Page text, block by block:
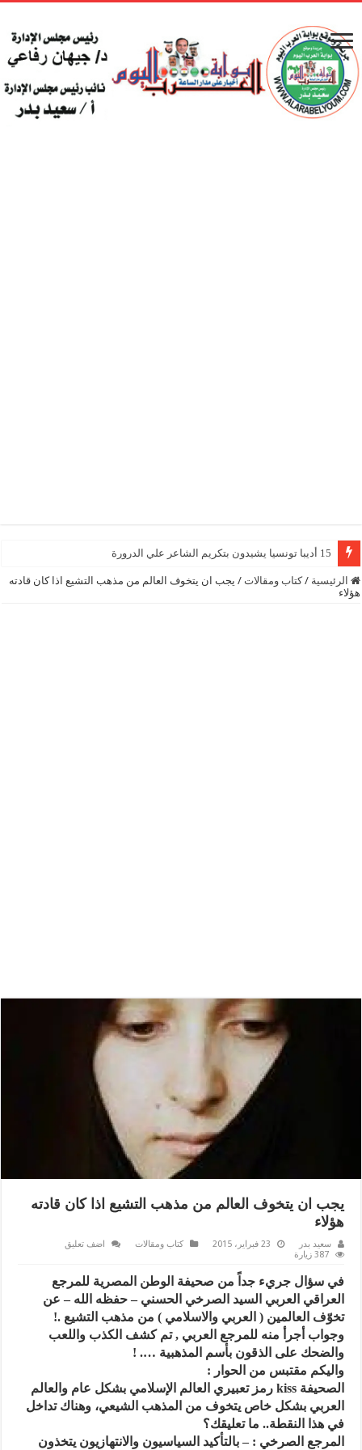
15 أديبا تونسيا يشيدون بتكريم الشاعر علي الدرورة
الرئيسية / كتاب ومقالات / يجب ان يتخوف العالم من مذهب التشيع اذا كان قادته
هؤلاء
يجب ان يتخوف العالم من مذهب التشيع اذا كان قادته
هؤلاء
سعيد بدر 23 فبراير، 2015 كتاب ومقالات
اضف تعليق
387 زيارة
في سؤال جريء جداً من صحيفة الوطن المصرية للمرجع
العراقي العربي السيد الصرخي الحسني – حفظه الله – عن
تخوّف العالمين ( العربي والاسلامي ) من مذهب التشيع .!
وجواب أجرأ منه للمرجع العربي , تم كشف الكذب واللعب
والضحك على الذقون بأسم المذهبية …. !
واليكم مقتبس من الحوار :
الصحيفة ‏‎kiss‎‏ رمز تعبيري العالم الإسلامي بشكل عام والعالم
العربي بشكل خاص يتخوف من المذهب الشيعي، وهناك تداخل
في هذا النقطة.. ما تعليقك؟
المرجع الصرخي : – بالتأكيد السياسيون والانتهازيون يتخذون